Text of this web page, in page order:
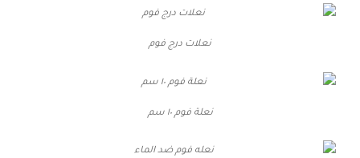
نعلات درج فوم
نعلة فوم ١٠ سم